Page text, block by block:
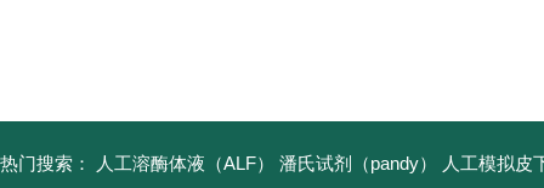
热门搜索： 人工溶酶体液（ALF） 潘氏试剂（pandy） 人工模拟皮